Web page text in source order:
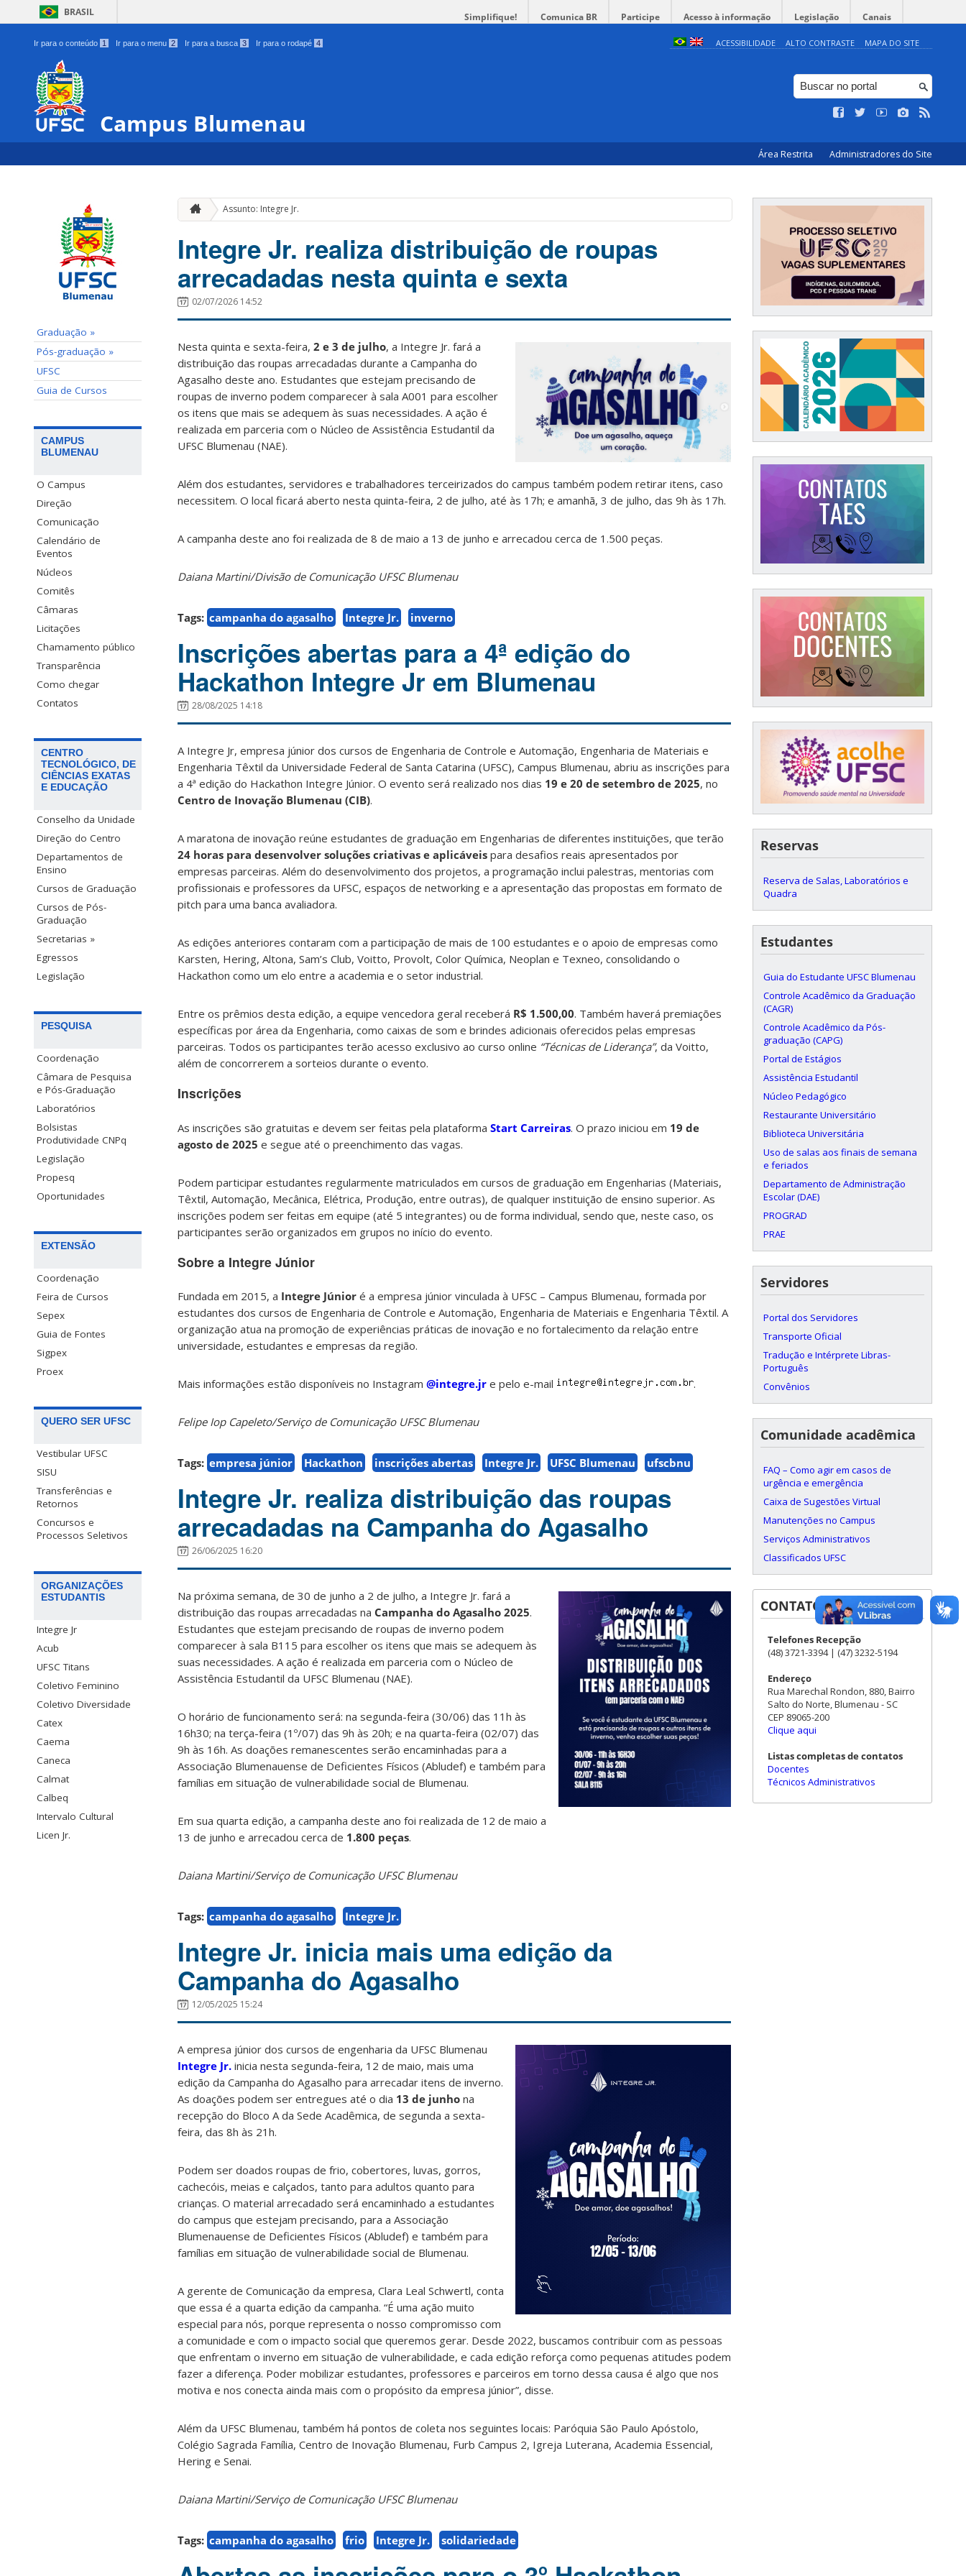
BRASIL Simplifique! Comunica BR Participe Acesso à informação Legislação Canais
Ir para o conteúdo 1 Ir para o menu 2 Ir para a busca 3 Ir para o rodapé 4 ACESSIBILIDADE ALTO CONTRASTE MAPA DO SITE
Campus Blumenau
Área Restrita Administradores do Site
Graduação »
Pós-graduação »
UFSC
Guia de Cursos
CAMPUS
BLUMENAU
O Campus
Direção
Comunicação
Calendário de
Eventos
Núcleos
Comitês
Câmaras
Licitações
Chamamento público
Transparência
Como chegar
Contatos
CENTRO
TECNOLÓGICO, DE
CIÊNCIAS EXATAS
E EDUCAÇÃO
Conselho da Unidade
Direção do Centro
Departamentos de
Ensino
Cursos de Graduação
Cursos de Pós-
Graduação
Secretarias »
Egressos
Legislação
PESQUISA
Coordenação
Câmara de Pesquisa
e Pós-Graduação
Laboratórios
Bolsistas
Produtividade CNPq
Legislação
Propesq
Oportunidades
EXTENSÃO
Coordenação
Feira de Cursos
Sepex
Guia de Fontes
Sigpex
Proex
QUERO SER UFSC
Vestibular UFSC
SISU
Transferências e
Retornos
Concursos e
Processos Seletivos
ORGANIZAÇÕES
ESTUDANTIS
Integre Jr
Acub
UFSC Titans
Coletivo Feminino
Coletivo Diversidade
Catex
Caema
Caneca
Calmat
Calbeq
Intervalo Cultural
Licen Jr.
Assunto: Integre Jr.
Integre Jr. realiza distribuição de roupas
arrecadadas nesta quinta e sexta
02/07/2026 14:52
Nesta quinta e sexta-feira, 2 e 3 de julho, a Integre Jr. fará a
distribuição das roupas arrecadadas durante a Campanha do
Agasalho deste ano. Estudantes que estejam precisando de
roupas de inverno podem comparecer à sala A001 para escolher
os itens que mais se adequem às suas necessidades. A ação é
realizada em parceria com o Núcleo de Assistência Estudantil da
UFSC Blumenau (NAE).
Além dos estudantes, servidores e trabalhadores terceirizados do campus também podem retirar itens, caso
necessitem. O local ficará aberto nesta quinta-feira, 2 de julho, até às 17h; e amanhã, 3 de julho, das 9h às 17h.
A campanha deste ano foi realizada de 8 de maio a 13 de junho e arrecadou cerca de 1.500 peças.
Daiana Martini/Divisão de Comunicação UFSC Blumenau
Tags: campanha do agasalho Integre Jr. inverno
Inscrições abertas para a 4ª edição do
Hackathon Integre Jr em Blumenau
28/08/2025 14:18
A Integre Jr, empresa júnior dos cursos de Engenharia de Controle e Automação, Engenharia de Materiais e
Engenharia Têxtil da Universidade Federal de Santa Catarina (UFSC), Campus Blumenau, abriu as inscrições para
a 4ª edição do Hackathon Integre Júnior. O evento será realizado nos dias 19 e 20 de setembro de 2025, no
Centro de Inovação Blumenau (CIB).
A maratona de inovação reúne estudantes de graduação em Engenharias de diferentes instituições, que terão
24 horas para desenvolver soluções criativas e aplicáveis para desafios reais apresentados por
empresas parceiras. Além do desenvolvimento dos projetos, a programação inclui palestras, mentorias com
profissionais e professores da UFSC, espaços de networking e a apresentação das propostas em formato de
pitch para uma banca avaliadora.
As edições anteriores contaram com a participação de mais de 100 estudantes e o apoio de empresas como
Karsten, Hering, Altona, Sam’s Club, Voitto, Provolt, Color Química, Neoplan e Texneo, consolidando o
Hackathon como um elo entre a academia e o setor industrial.
Entre os prêmios desta edição, a equipe vencedora geral receberá R$ 1.500,00. Também haverá premiações
específicas por área da Engenharia, como caixas de som e brindes adicionais oferecidos pelas empresas
parceiras. Todos os participantes terão acesso exclusivo ao curso online “Técnicas de Liderança”, da Voitto,
além de concorrerem a sorteios durante o evento.
Inscrições
As inscrições são gratuitas e devem ser feitas pela plataforma Start Carreiras. O prazo iniciou em 19 de
agosto de 2025 e segue até o preenchimento das vagas.
Podem participar estudantes regularmente matriculados em cursos de graduação em Engenharias (Materiais,
Têxtil, Automação, Mecânica, Elétrica, Produção, entre outras), de qualquer instituição de ensino superior. As
inscrições podem ser feitas em equipe (até 5 integrantes) ou de forma individual, sendo que, neste caso, os
participantes serão organizados em grupos no início do evento.
Sobre a Integre Júnior
Fundada em 2015, a Integre Júnior é a empresa júnior vinculada à UFSC – Campus Blumenau, formada por
estudantes dos cursos de Engenharia de Controle e Automação, Engenharia de Materiais e Engenharia Têxtil. A
organização atua na promoção de experiências práticas de inovação e no fortalecimento da relação entre
universidade, estudantes e empresas da região.
Mais informações estão disponíveis no Instagram @integre.jr e pelo e-mail .
Felipe Iop Capeleto/Serviço de Comunicação UFSC Blumenau
Tags: empresa júnior Hackathon inscrições abertas Integre Jr. UFSC Blumenau ufscbnu
Integre Jr. realiza distribuição das roupas
arrecadadas na Campanha do Agasalho
26/06/2025 16:20
Na próxima semana, de 30 de junho a 2 de julho, a Integre Jr. fará a
distribuição das roupas arrecadadas na Campanha do Agasalho 2025.
Estudantes que estejam precisando de roupas de inverno podem
comparecer à sala B115 para escolher os itens que mais se adequem às
suas necessidades. A ação é realizada em parceria com o Núcleo de
Assistência Estudantil da UFSC Blumenau (NAE).
O horário de funcionamento será: na segunda-feira (30/06) das 11h às
16h30; na terça-feira (1º/07) das 9h às 20h; e na quarta-feira (02/07) das
9h às 16h. As doações remanescentes serão encaminhadas para a
Associação Blumenauense de Deficientes Físicos (Abludef) e também para
famílias em situação de vulnerabilidade social de Blumenau.
Em sua quarta edição, a campanha deste ano foi realizada de 12 de maio a
13 de junho e arrecadou cerca de 1.800 peças.
Daiana Martini/Serviço de Comunicação UFSC Blumenau
Tags: campanha do agasalho Integre Jr.
Integre Jr. inicia mais uma edição da
Campanha do Agasalho
12/05/2025 15:24
A empresa júnior dos cursos de engenharia da UFSC Blumenau
Integre Jr. inicia nesta segunda-feira, 12 de maio, mais uma
edição da Campanha do Agasalho para arrecadar itens de inverno.
As doações podem ser entregues até o dia 13 de junho na
recepção do Bloco A da Sede Acadêmica, de segunda a sexta-
feira, das 8h às 21h.
Podem ser doados roupas de frio, cobertores, luvas, gorros,
cachecóis, meias e calçados, tanto para adultos quanto para
crianças. O material arrecadado será encaminhado a estudantes
do campus que estejam precisando, para a Associação
Blumenauense de Deficientes Físicos (Abludef) e também para
famílias em situação de vulnerabilidade social de Blumenau.
A gerente de Comunicação da empresa, Clara Leal Schwertl, conta
que essa é a quarta edição da campanha. “É uma ação muito
especial para nós, porque representa o nosso compromisso com
a comunidade e com o impacto social que queremos gerar. Desde 2022, buscamos contribuir com as pessoas
que enfrentam o inverno em situação de vulnerabilidade, e cada edição reforça como pequenas atitudes podem
fazer a diferença. Poder mobilizar estudantes, professores e parceiros em torno dessa causa é algo que nos
motiva e nos conecta ainda mais com o propósito da empresa júnior”, disse.
Além da UFSC Blumenau, também há pontos de coleta nos seguintes locais: Paróquia São Paulo Apóstolo,
Colégio Sagrada Família, Centro de Inovação Blumenau, Furb Campus 2, Igreja Luterana, Academia Essencial,
Hering e Senai.
Daiana Martini/Serviço de Comunicação UFSC Blumenau
Tags: campanha do agasalho frio Integre Jr. solidariedade
Reservas
Reserva de Salas, Laboratórios e
Quadra
Estudantes
Guia do Estudante UFSC Blumenau
Controle Acadêmico da Graduação
(CAGR)
Controle Acadêmico da Pós-
graduação (CAPG)
Portal de Estágios
Assistência Estudantil
Núcleo Pedagógico
Restaurante Universitário
Biblioteca Universitária
Uso de salas aos finais de semana
e feriados
Departamento de Administração
Escolar (DAE)
PROGRAD
PRAE
Servidores
Portal dos Servidores
Transporte Oficial
Tradução e Intérprete Libras-
Português
Convênios
Comunidade acadêmica
FAQ – Como agir em casos de
urgência e emergência
Caixa de Sugestões Virtual
Manutenções no Campus
Serviços Administrativos
Classificados UFSC
CONTATOS
Telefones Recepção
(48) 3721-3394 | (47) 3232-5194
Endereço
Rua Marechal Rondon, 880, Bairro
Salto do Norte, Blumenau - SC
CEP 89065-200
Clique aqui
Listas completas de contatos
Docentes
Técnicos Administrativos